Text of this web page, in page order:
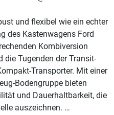
und flexibel wie ein echter
des Kastenwagens Ford
Kombiversion
die Tugenden der Transit-
Transporter. Mit einer
Bodengruppe bieten
und Dauerhaltbarkeit, die
auszeichnen. …